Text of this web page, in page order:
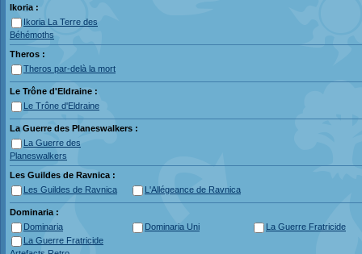
Ikoria :
Ikoria La Terre des
Béhémoths
Theros :
Theros par-delà la mort
Le Trône d'Eldraine :
Le Trône d'Eldraine
La Guerre des Planeswalkers :
La Guerre des
Planeswalkers
Les Guildes de Ravnica :
Les Guildes de Ravnica
L'Allégeance de Ravnica
Dominaria :
Dominaria
Dominaria Uni
La Guerre Fratricide
La Guerre Fratricide